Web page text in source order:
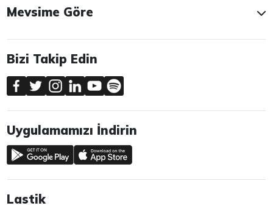
Mevsime Göre
Bizi Takip Edin
Uygulamamızı İndirin
Lastik